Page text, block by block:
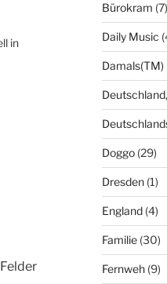
in
Bürokram (7)
Daily Music
Damals(TM)
Doggo(29)
Dresden(1)
England(4)
Familie(30)
Fernweh(9)